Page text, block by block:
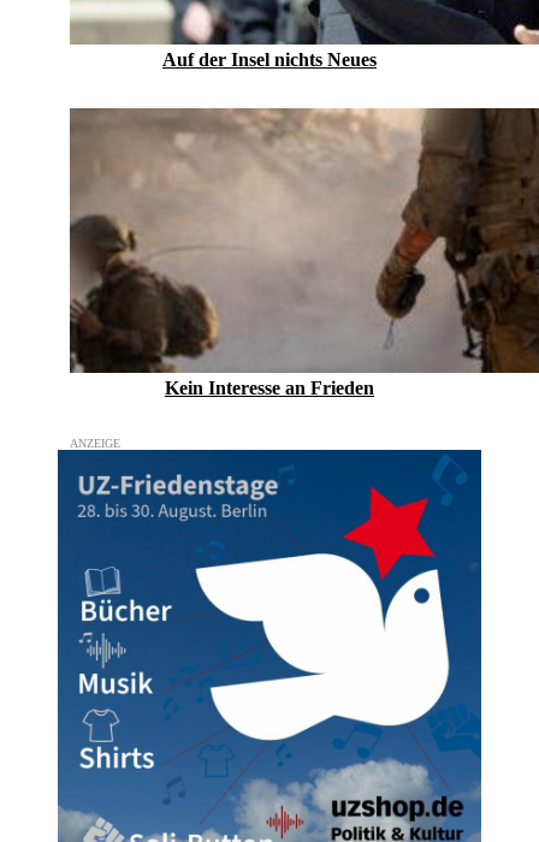
Auf der Insel nichts Neues
Kein Inte­resse an Frieden